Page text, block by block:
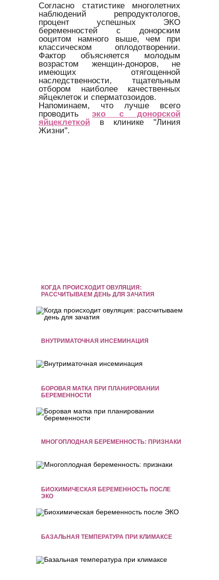
Согласно статистике многолетних
наблюдений репродуктологов,
процент успешных ЭКО
беременностей с донорским
ооцитом намного выше, чем при
классическом оплодотворении.
Фактор объясняется молодым
возрастом женщин-доноров, не
имеющих отягощенной
наследственности, тщательным
отбором наиболее качественных
яйцеклеток и сперматозоидов.
Напоминаем, что лучше всего
проводитьэко с донорской
яйцеклеткой в клинике "Линия
Жизни".
КОГДА ПРОИСХОДИТ ОВУЛЯЦИЯ:
РАССЧИТЫВАЕМ ДЕНЬ ДЛЯ ЗАЧАТИЯ
ВНУТРИМАТОЧНАЯ ИНСЕМИНАЦИЯ
БОРОВАЯ МАТКА ПРИ ПЛАНИРОВАНИИ
БЕРЕМЕННОСТИ
МНОГОПЛОДНАЯ БЕРЕМЕННОСТЬ: ПРИЗНАКИ
БИОХИМИЧЕСКАЯ БЕРЕМЕННОСТЬ ПОСЛЕ
ЭКО
БАЗАЛЬНАЯ ТЕМПЕРАТУРА ПРИ КЛИМАКСЕ